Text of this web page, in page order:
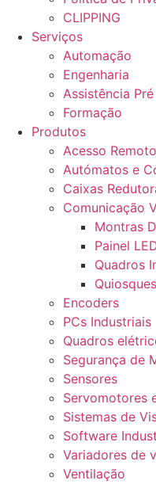
CLIPPING
Serviços
Automação
Engenharia
Assistência
Formação
Produtos
Acesso Remoto
Autómatos e
Caixas
Comunicação
Montras
Painel
Quadros
Encoders
PCs Industriais
Quadros
Segurança de
Sensores
Servomotores
Sistemas de
Software
Variadores de
Ventilação